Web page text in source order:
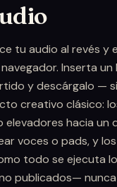
tu audio al revés
Inserta un
y descárgalo —
creativo clásico:
hacia un
voces o pads, y
todo se ejecuta
publicados—